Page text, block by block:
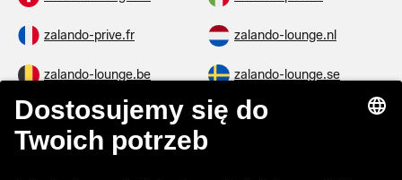
zalando-prive.fr zalando-lounge.nl
zalando-lounge.be zalando-lounge.se
zalando-lounge.fi zalando-lounge.dk
zalando-lounge.co.uk